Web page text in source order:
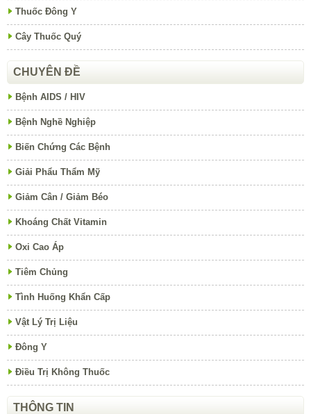
Thuốc Đông Y
Cây Thuốc Quý
CHUYÊN ĐỀ
Bệnh AIDS / HIV
Bệnh Nghề Nghiệp
Biến Chứng Các Bệnh
Giải Phẩu Thẩm Mỹ
Giảm Cân / Giảm Béo
Khoáng Chất Vitamin
Oxi Cao Áp
Tiêm Chủng
Tình Huống Khẩn Cấp
Vật Lý Trị Liệu
Đông Y
Điều Trị Không Thuốc
THÔNG TIN